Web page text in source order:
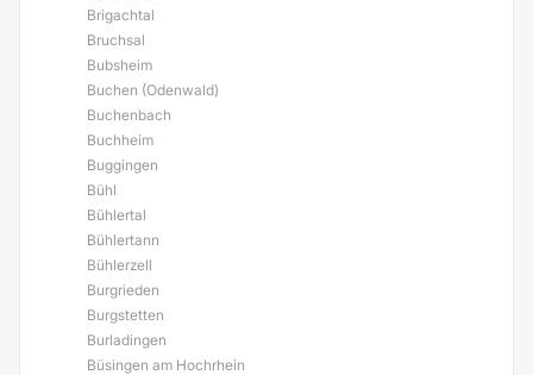
Brigachtal
Bruchsal
Bubsheim
Buchen (Odenwald)
Buchenbach
Buchheim
Buggingen
Bühl
Bühlertal
Bühlertann
Bühlerzell
Burgrieden
Burgstetten
Burladingen
Büsingen am Hochrhein